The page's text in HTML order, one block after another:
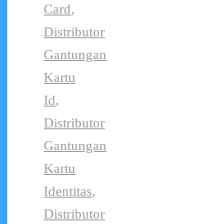
Card,
Distributor
Gantungan
Kartu
Id,
Distributor
Gantungan
Kartu
Identitas,
Distributor